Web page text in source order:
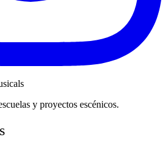
y proyectos escénicos.